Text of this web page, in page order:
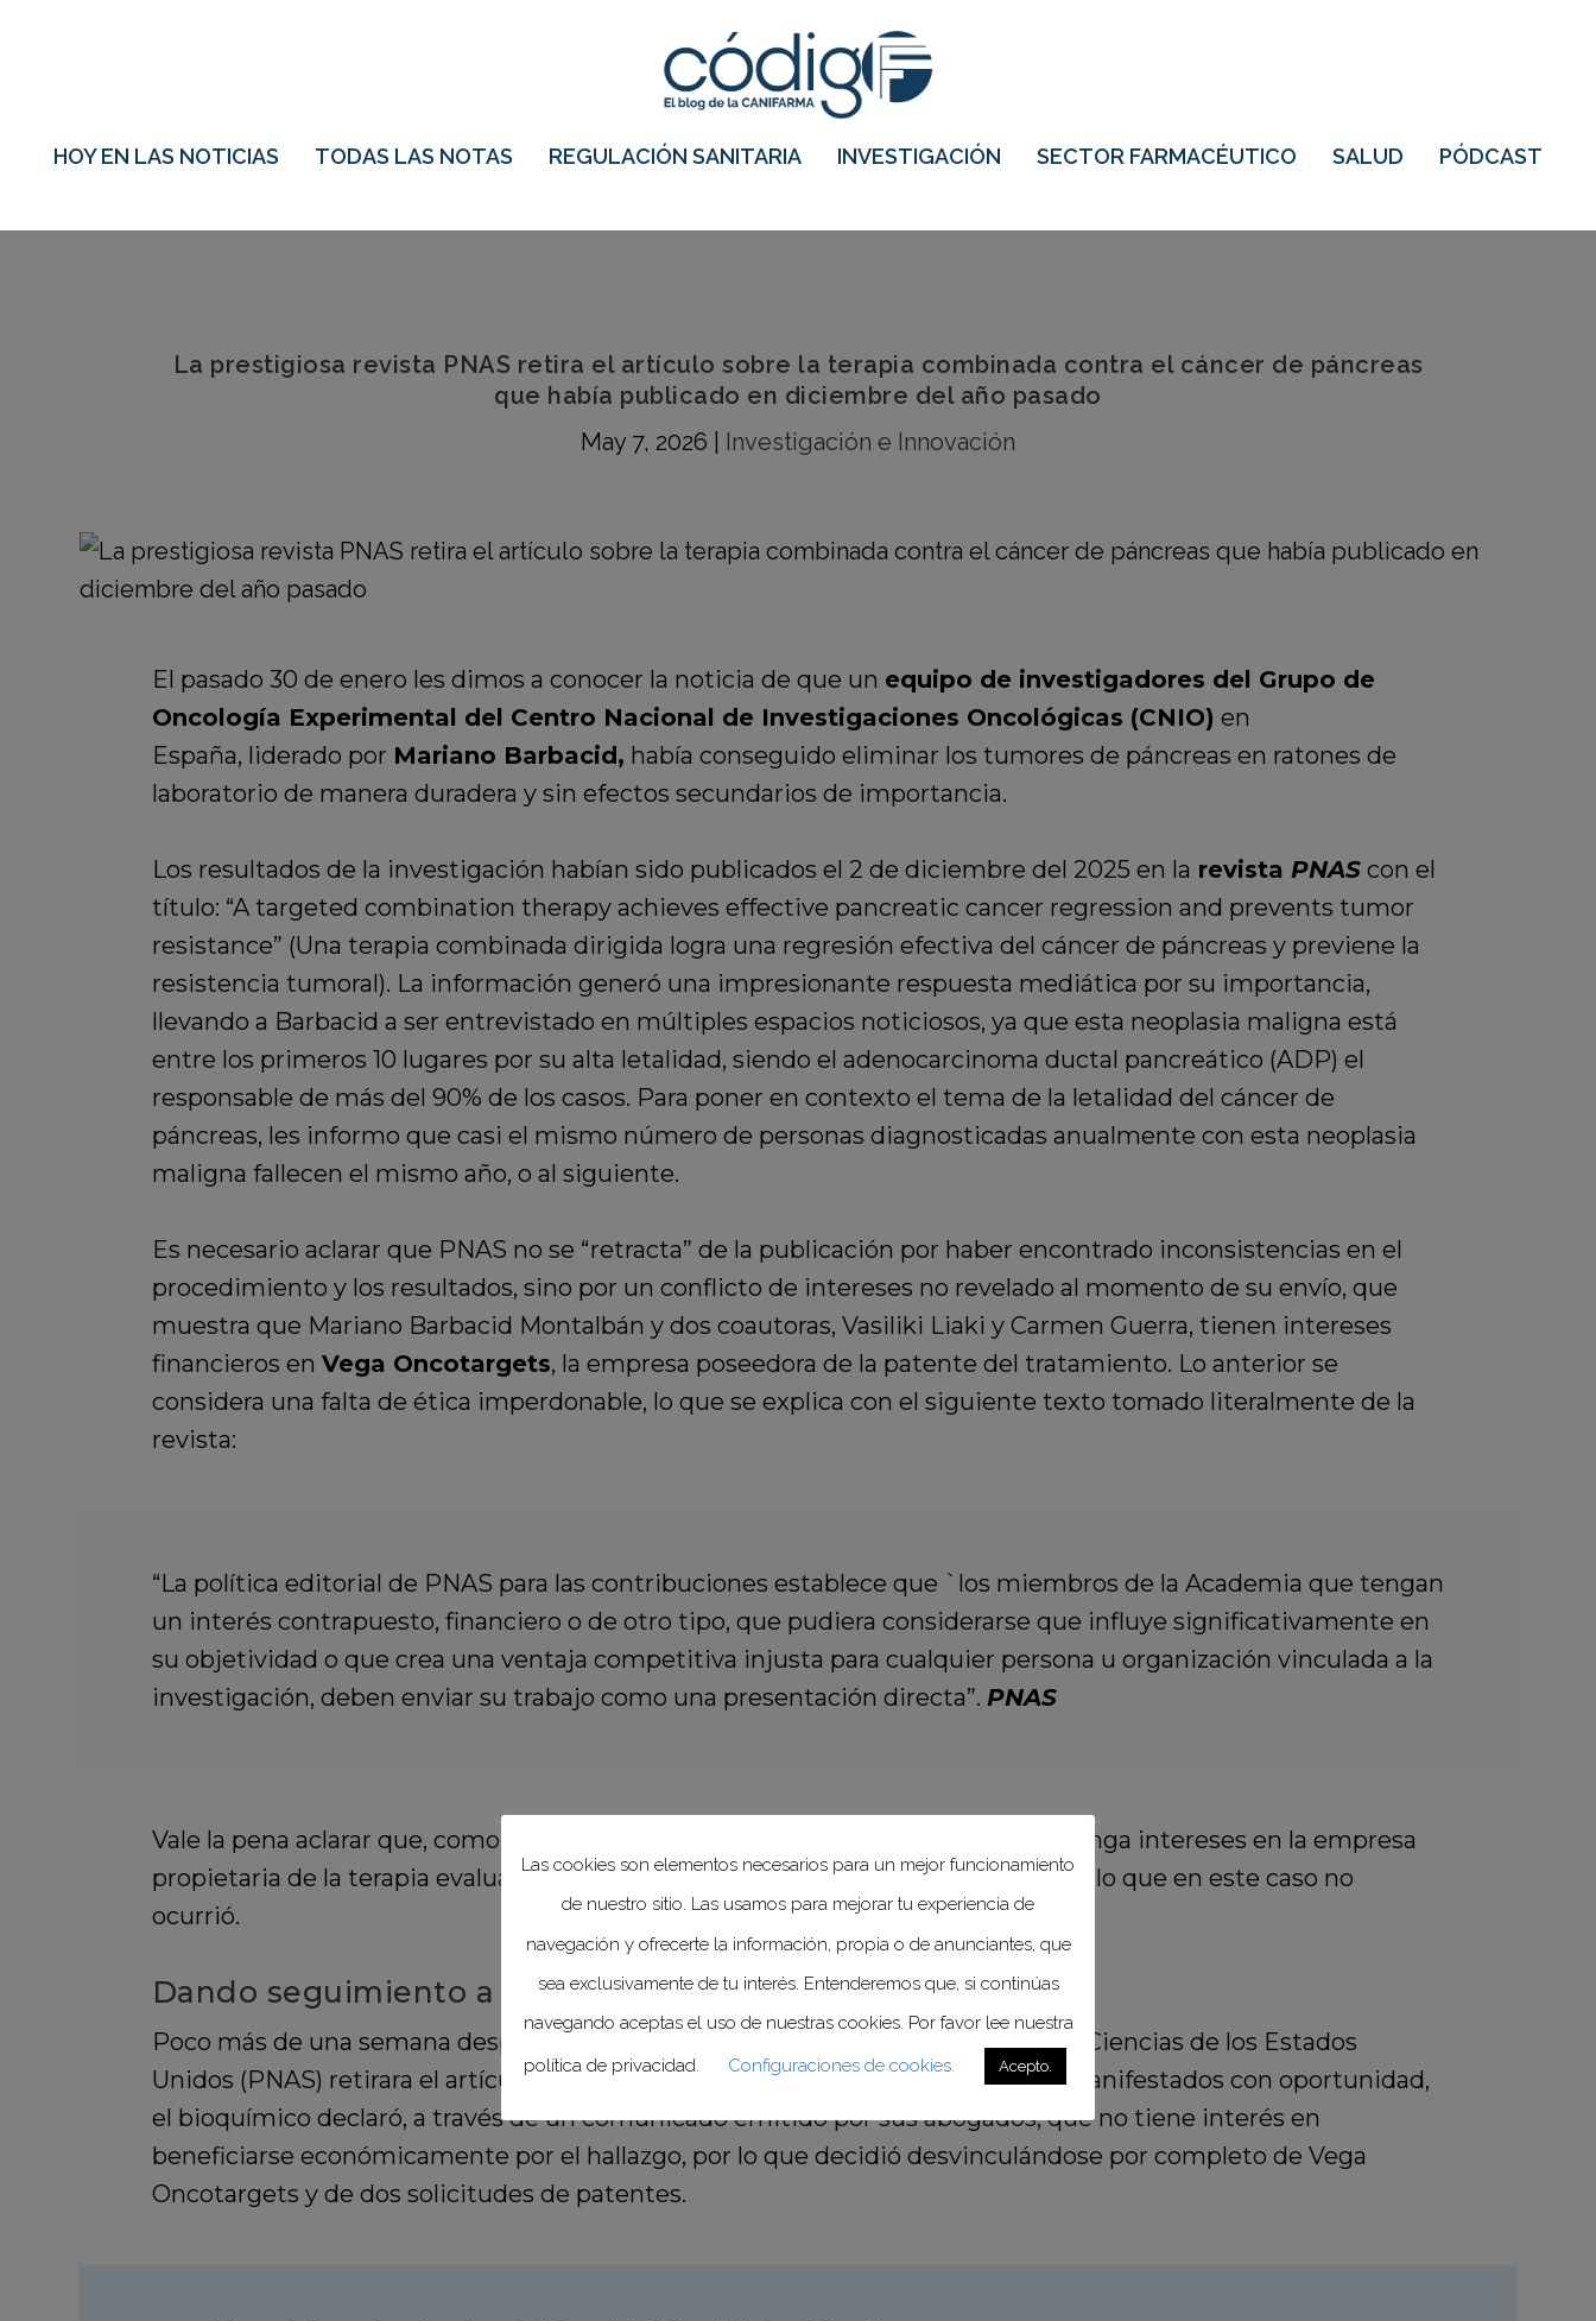
HOY EN LAS NOTICIAS TODAS LAS NOTAS REGULACIÓN SANITARIA INVESTIGACIÓN SECTOR FARMACÉUTICO SALUD PÓDCAST
La prestigiosa revista PNAS retira el artículo sobre la terapia combinada contra el cáncer de páncreas
que había publicado en diciembre del año pasado
May 7, 2026
Investigación e Innovación
El pasado 30 de enero les dimos a conocer la noticia de que un equipo de investigadores del Grupo de
Oncología Experimental del Centro Nacional de Investigaciones Oncológicas (CNIO) en
España, liderado por Mariano Barbacid, había conseguido eliminar los tumores de páncreas en ratones de
laboratorio de manera duradera y sin efectos secundarios de importancia.
Los resultados de la investigación habían sido publicados el 2 de diciembre del 2025 en la revista PNAScon el
título: “A targeted combination therapy achieves effective pancreatic cancer regression and prevents tumor
resistance” (Una terapia combinada dirigida logra una regresión efectiva del cáncer de páncreas y previene la
resistencia tumoral). La información generó una impresionante respuesta mediática por su importancia,
llevando a Barbacid a ser entrevistado en múltiples espacios noticiosos, ya que esta neoplasia maligna está
entre los primeros 10 lugares por su alta letalidad, siendo el adenocarcinoma ductal pancreático (ADP) el
responsable de más del 90% de los casos. Para poner en contexto el tema de la letalidad del cáncer de
páncreas, les informo que casi el mismo número de personas diagnosticadas anualmente con esta neoplasia
maligna fallecen el mismo año, o al siguiente.
Es necesario aclarar que PNAS no se “retracta” de la publicación por haber encontrado inconsistencias en el
procedimiento y los resultados, sino por un conflicto de intereses no revelado al momento de su envío, que
muestra que Mariano Barbacid Montalbán y dos coautoras, Vasiliki Liaki y Carmen Guerra, tienen intereses
financieros en Vega Oncotargets, la empresa poseedora de la patente del tratamiento. Lo anterior se
considera una falta de ética imperdonable, lo que se explica con el siguiente texto tomado literalmente de la
revista:
“La política editorial de PNAS para las contribuciones establece que `los miembros de la Academia que tengan
un interés contrapuesto, financiero o de otro tipo, que pudiera considerarse que influye significativamente en
su objetividad o que crea una ventaja competitiva injusta para cualquier persona u organización vinculada a la
investigación, deben enviar su trabajo como una presentación directa”. PNAS
Vale la pena aclarar que, como tal, no está prohibido que alguno de los autores tenga intereses en la empresa
propietaria de la terapia evaluada, siempre y cuando lo manifieste abiertamente, lo que en este caso no
ocurrió.
Dando seguimiento a esta saga
Poco más de una semana después de que la revista de la Academia Nacional de Ciencias de los Estados
Unidos (PNAS) retirara el artículo por un conflicto de intereses económicos no manifestados con oportunidad,
el bioquímico declaró, a través de un comunicado emitido por sus abogados, que no tiene interés en
beneficiarse económicamente por el hallazgo, por lo que decidió desvinculándose por completo de Vega
Oncotargets y de dos solicitudes de patentes.
Las cookies son elementos necesarios para un mejor funcionamiento
de nuestro sitio. Las usamos para mejorar tu experiencia de
navegación y ofrecerte la información, propia o de anunciantes, que
sea exclusivamente de tu interés. Entenderemos que, si continúas
navegando aceptas el uso de nuestras cookies. Por favor lee nuestra
política de privacidad.
Configuraciones de cookies. Acepto.